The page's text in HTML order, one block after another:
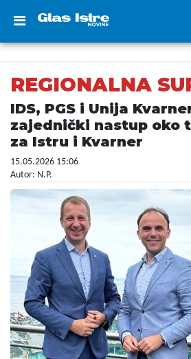
REGIONALNA
IDS, PGS i Unija
zajednički nastup oko
za Istru i Kvarner
15.05.2026 15:06
Autor: N.P.